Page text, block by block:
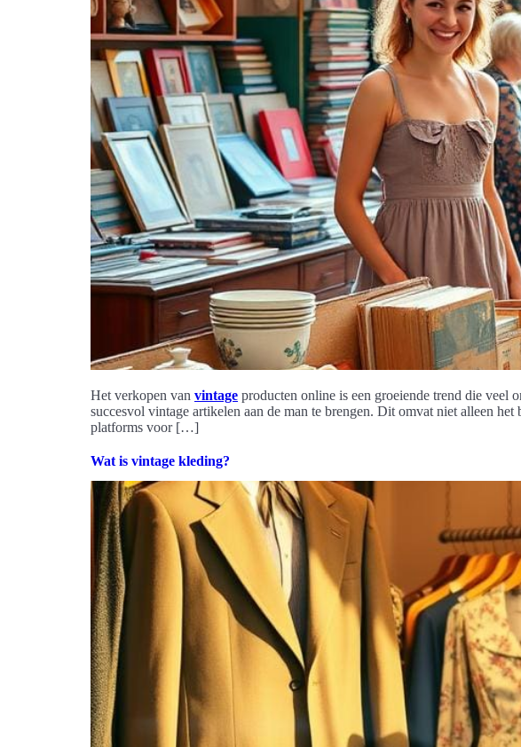
Het verkopen van vintage producten online is een groeiende trend die veel
succesvol vintage artikelen aan de man te brengen. Dit omvat niet alleen
platforms voor […]
Wat is vintage kleding?